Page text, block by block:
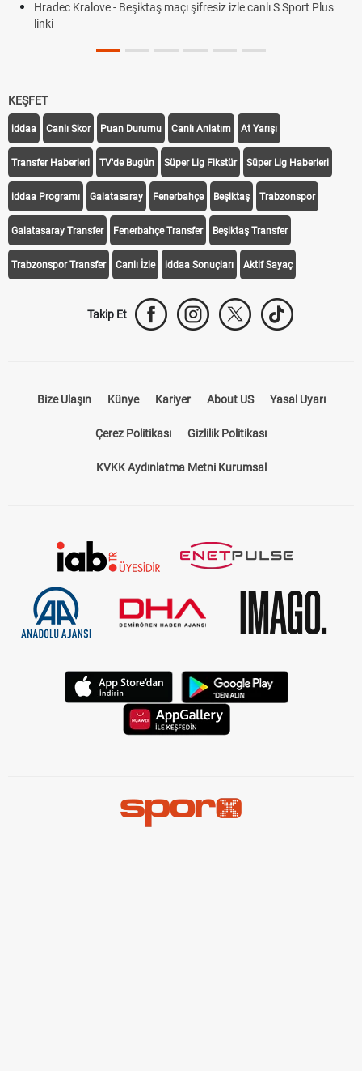
Hradec Kralove - Beşiktaş maçı şifresiz izle canlı S Sport Plus
linki
KEŞFET
iddaa Canlı Skor Puan Durumu Canlı Anlatım At Yarışı
Transfer Haberleri TV'de Bugün Süper Lig Fikstür Süper Lig Haberleri
iddaa Programı Galatasaray Fenerbahçe Beşiktaş Trabzonspor
Galatasaray Transfer Fenerbahçe Transfer Beşiktaş Transfer
Trabzonspor Transfer Canlı İzle iddaa Sonuçları Aktif Sayaç
Takip Et
Bize Ulaşın Künye Kariyer About US Yasal Uyarı
Çerez Politikası Gizlilik Politikası
KVKK Aydınlatma Metni Kurumsal